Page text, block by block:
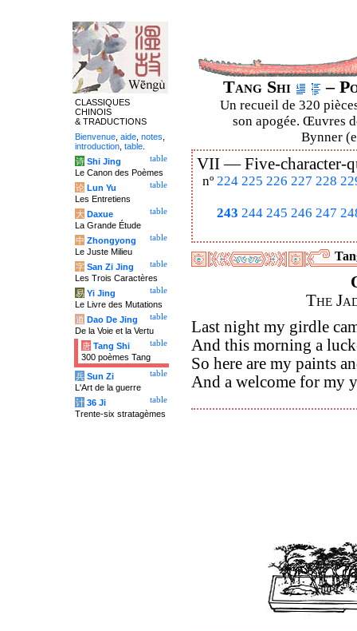
Tang Shi –
Un recueil de 320
son apogée. Œuvres
Bynner
VII —Five-character-
nº 224 225 226 227 228
243 244 245 246 247
The
Last night my girdle
And this morning a
So here are my paints
And a welcome for my
CLASSIQUES
CHINOIS
& TRADUCTIONS
Bienvenue aide notes
introduction table
table
诗 Shi Jing
Le Canon des Poèmes
table
论 Lun Yu
Les Entretiens
table
大 Daxue
La Grande Étude
table
中 Zhongyong
Le Juste Milieu
table
字 San Zi Jing
Les Trois Caractères
table
易 Yi Jing
Le Livre des Mutations
table
道 Dao De Jing
De la Voie et la Vertu
table
唐 Tang Shi
300 poèmes Tang
table
兵 Sun Zi
L'Art de la guerre
table
计 36 Ji
Trente-six stratagèmes